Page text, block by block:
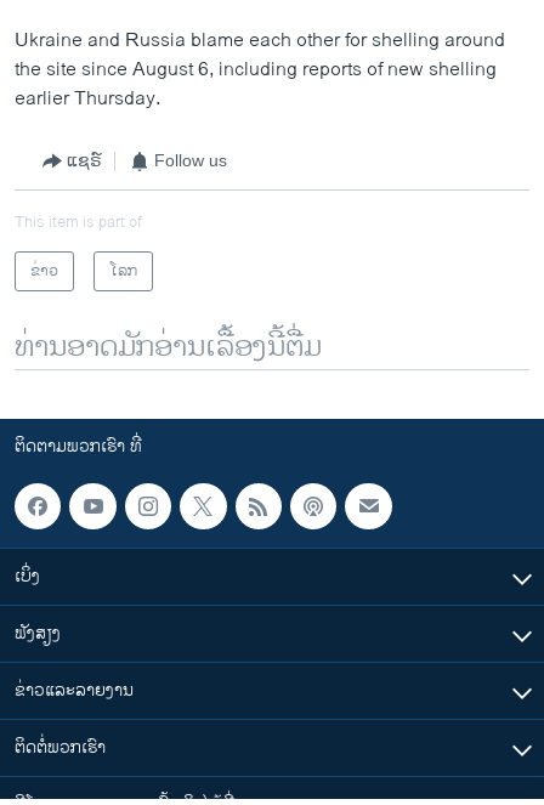
Ukraine and Russia blame each other for shelling around
the site since August 6, including reports of new shelling
earlier Thursday.
ແຊຣ໌ Follow us
This item is part of
ຂ່າວ
ໂລກ
ທ່ານອາດມັກອ່ານເລື້ອງນີ້ຕື່ມ
ຕິດຕາມພວກເຮົາ ທີ່
ເບິ່ງ
ຟັງສຽງ
ຂ່າວແລະລາຍງານ
ຕິດຕໍ່ພວກເຮົາ